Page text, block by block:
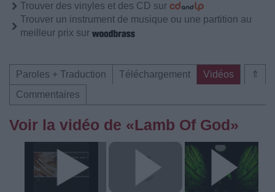
Trouver des vinyles et des CD sur
Trouver un instrument de musique ou une partition au
meilleur prix sur
⇑
Paroles + Traduction Téléchargement
Vidéos
Commentaires
Voir la vidéo de «Lamb Of God»